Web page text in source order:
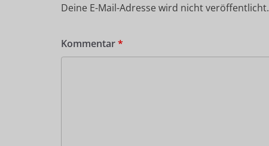
Deine E-Mail-Adresse wird nicht veröffentlicht.
Kommentar*